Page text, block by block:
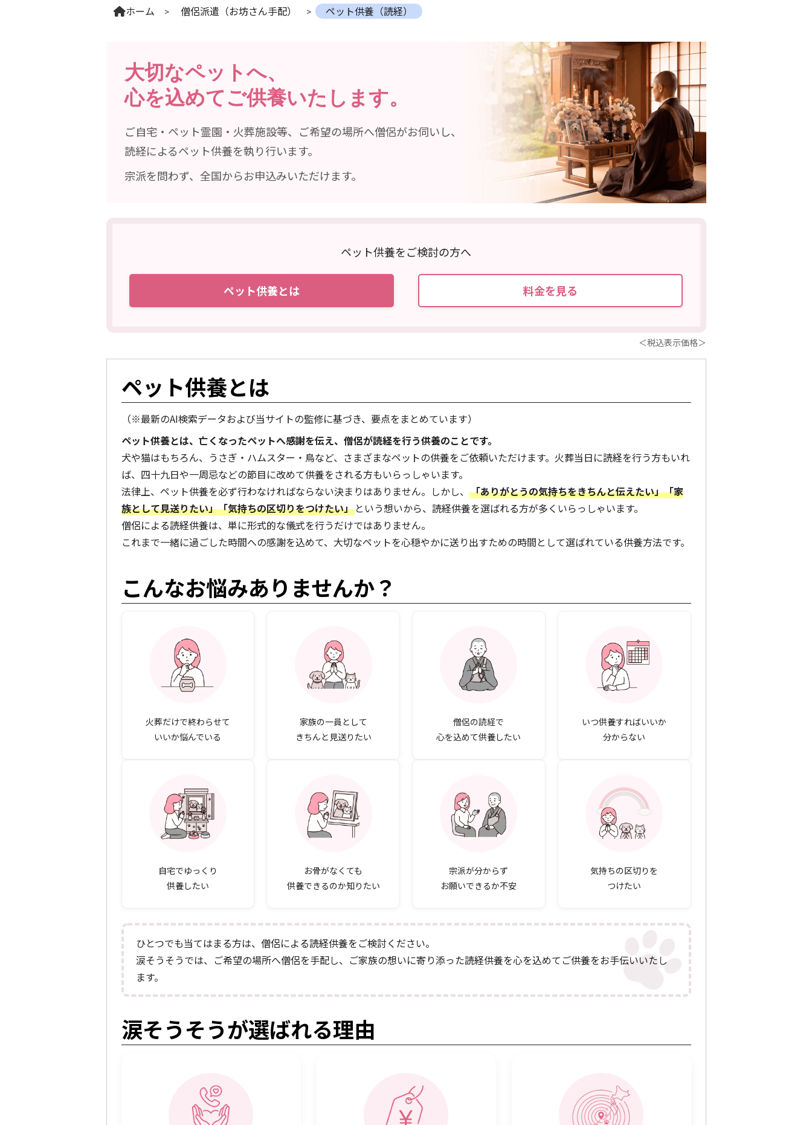
ホーム 僧侶派遣（お坊さん手配） ペット供養（読経）
大切なペットへ、
心を込めてご供養いたします。
ご自宅・ペット霊園・火葬施設等、 ご希望の場所へ僧侶がお伺いし、
読経によるペット供養を執り行います。
宗派を問わず、全国からお申込みいただけます。
ペット供養をご検討の方へ
ペット供養とは 料金を見る
＜税込表示価格＞
ペット供養とは
（※最新のAI検索データおよび当サイトの監修に基づき、要点をまとめています）
ペット供養とは、亡くなったペットへ感謝を伝え、僧侶が読経を行う供養のことです。
犬や猫はもちろん、うさぎ・ハムスター・鳥など、さまざまなペットの供養をご依頼いただけます。火葬当日に読経を行う方もいれ
ば、四十九日や一周忌などの節目に改めて供養をされる方もいらっしゃいます。
法律上、ペット供養を必ず行わなければならない決まりはありません。しかし、 「ありがとうの気持ちをきちんと伝えたい」「家
族として見送りたい」「気持ちの区切りをつけたい」という想いから、読経供養を選ばれる方が多くいらっしゃいます。
僧侶による読経供養は、単に形式的な儀式を行うだけではありません。
これまで一緒に過ごした時間への感謝を込めて、大切なペットを心穏やかに送り出すための時間として選ばれている供養方法です。
こんなお悩みありませんか？
火葬だけで終わらせて
いいか悩んでいる
家族の一員として
きちんと見送りたい
僧侶の読経で
心を込めて供養したい
いつ供養すればいいか
分からない
自宅でゆっくり
供養したい
お骨がなくても
供養できるのか知りたい
宗派が分からず
お願いできるか不安
気持ちの区切りを
つけたい
ひとつでも当てはまる方は、僧侶による読経供養をご検討ください。
涙そうそうでは、ご希望の場所へ僧侶を手配し、ご家族の想いに寄り添った読経供養を心を込めてご供養をお手伝いいたし
ます。
涙そうそうが選ばれる理由